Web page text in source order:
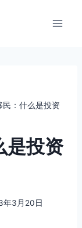
民：什么是投资
是投资
年3月20日